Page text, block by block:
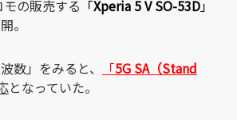
の販売する 「Xperia 5 V SO-53D」
。
数」をみると、 「5G SA（Stand
となっていた。